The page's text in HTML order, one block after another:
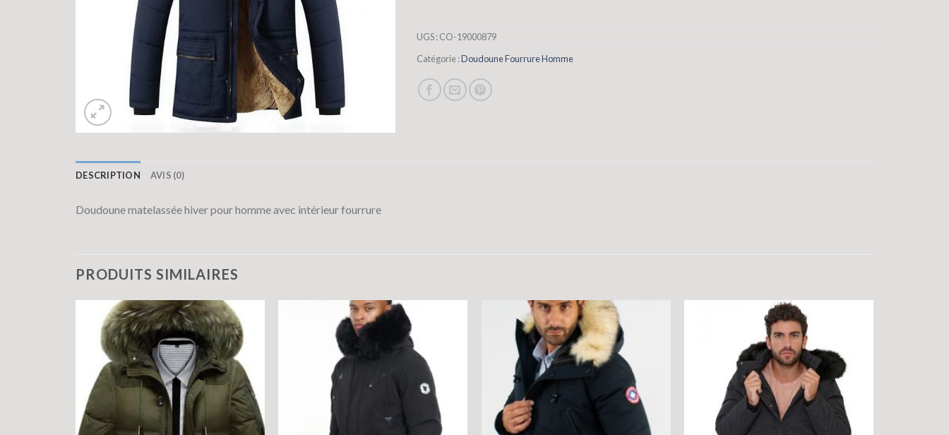
UGS :CO-19000879
Catégorie :Doudoune Fourrure Homme
DESCRIPTION AVIS (0)
Doudoune matelassée hiver pour homme avec intérieur fourrure
PRODUITS SIMILAIRES